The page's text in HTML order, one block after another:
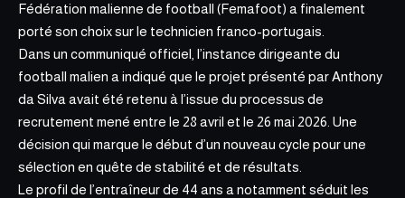
Fédération malienne de football (Femafoot) a finalement
porté son choix sur le technicien franco-portugais
Dans un communiqué officiel, l’instance dirigeante du
football malien a indiqué que le projet présenté par Anthony
da Silva avait été retenu à l’issue du processus de
recrutement mené entre le 28 avril et le 26 mai 2026. Une
décision qui marque le début d’un nouveau cycle pour une
sélection en quête de stabilité et de résultats.
Le profil de l’entraîneur de 44 ans a notamment séduit les